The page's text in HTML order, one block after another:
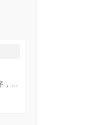
:HTTP Request的顺序，从1开始，按照页面加载请求的顺序递增。